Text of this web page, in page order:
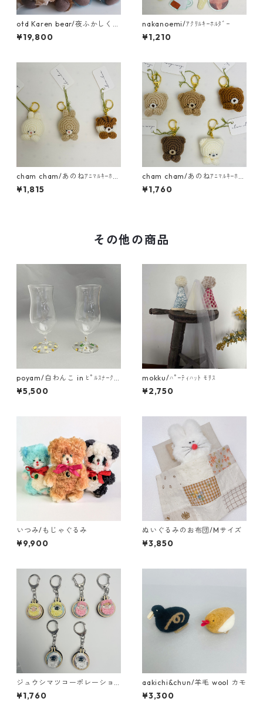
otd Karen bear/夜ふかしくま
さん
¥19,800
nakanoemi/ｱｸﾘﾙｷｰﾎﾙﾀﾞｰ
¥1,210
cham cham/あのねｱﾆﾏﾙｷｰﾎﾙ
ﾀﾞｰ（うさぎ・りす）
¥1,815
cham cham/あのねｱﾆﾏﾙｷｰﾎﾙ
ﾀﾞｰ（くま）
¥1,760
その他の商品
poyam/白わんこ in ﾋﾟﾙｽﾅｰｸﾞ
ﾗｽ
¥5,500
mokku/ﾊﾟｰﾃｨﾊｯﾄ ﾓﾘｽ
¥2,750
いつみ/もじゃぐるみ
¥9,900
ぬいぐるみのお布団/Mサイズ
¥3,850
ジュウシマツコーポレーショ
ン/刺繍キーホルダー
¥1,760
aakichi&chun/羊毛 wool カモ
¥3,300